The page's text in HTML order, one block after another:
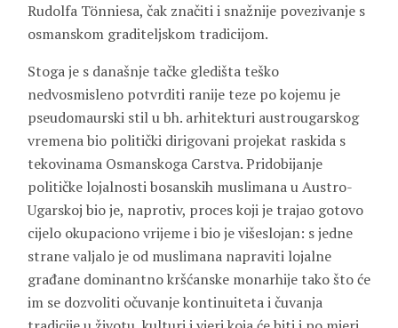
Rudolfa Tönniesa, čak značiti i snažnije povezivanje s
osmanskom graditeljskom tradicijom.
Stoga je s današnje tačke gledišta teško
nedvosmisleno potvrditi ranije teze po kojemu je
pseudomaurski stil u bh. arhitekturi austrougarskog
vremena bio politički dirigovani projekat raskida s
tekovinama Osmanskoga Carstva. Pridobijanje
političke lojalnosti bosanskih muslimana u Austro-
Ugarskoj bio je, naprotiv, proces koji je trajao gotovo
cijelo okupaciono vrijeme i bio je višeslojan: s jedne
strane valjalo je od muslimana napraviti lojalne
građane dominantno kršćanske monarhije tako što će
im se dozvoliti očuvanje kontinuiteta i čuvanja